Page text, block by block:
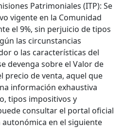
Patrimoniales (ITP): Se
vigente en la Comunidad
el 9%, sin perjuicio de tipos
las circunstancias
o las características del
devenga sobre el Valor de
precio de venta, aquel que
información exhaustiva
tipos impositivos y
consultar el portal oficial
en el siguiente